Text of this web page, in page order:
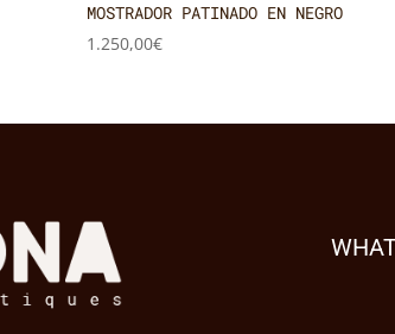
MOSTRADOR PATINADO EN NEGRO
1.250,00€